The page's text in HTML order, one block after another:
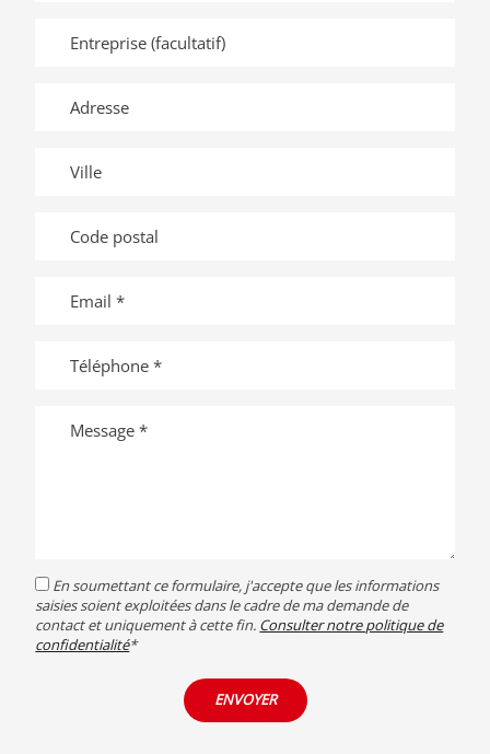
postal
RGPDEn soumettant ce formulaire, j'accepte que les informations
saisies soient exploitées dans le cadre de ma demande de
contact et uniquement à cette fin. Consulter notre politique de
confidentialité*
ENVOYER